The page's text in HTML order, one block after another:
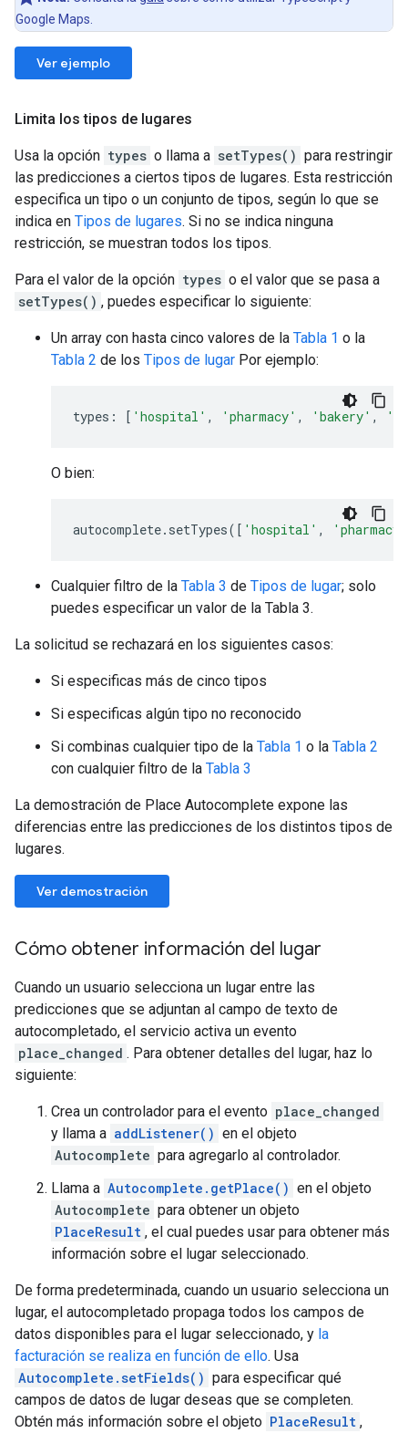
Google Maps.
Ver ejemplo
Limita los tipos de lugares
Usa la opción types o llama a setTypes() para restringir
las predicciones a ciertos tipos de lugares. Esta restricción
especifica un tipo o un conjunto de tipos, según lo que se
indica en Tipos de lugares. Si no se indica ninguna
restricción, se muestran todos los tipos.
Para el valor de la opción types o el valor que se pasa a
setTypes() , puedes especificar lo siguiente:
Un array con hasta cinco valores de la Tabla 1 o la
Tabla 2 de los Tipos de lugar Por ejemplo:
types : [ 'hospital' , 'pharmacy' , 'bakery' ,
O bien:
autocomplete. setTypes([ 'hospital' , 'pharmacy'
Cualquier filtro de la Tabla 3 de Tipos de lugar; solo
puedes especificar un valor de la Tabla 3.
La solicitud se rechazará en los siguientes casos:
Si especificas más de cinco tipos
Si especificas algún tipo no reconocido
Si combinas cualquier tipo de la Tabla 1 o la Tabla 2
con cualquier filtro de la Tabla 3
La demostración de Place Autocomplete expone las
diferencias entre las predicciones de los distintos tipos de
lugares.
Ver demostración
Cómo obtener información del lugar
Cuando un usuario selecciona un lugar entre las
predicciones que se adjuntan al campo de texto de
autocompletado, el servicio activa un evento
place_changed . Para obtener detalles del lugar, haz lo
siguiente:
Crea un controlador para el evento place_changed
y llama a addListener() en el objeto
Autocomplete para agregarlo al controlador.
Llama a Autocomplete.getPlace() en el objeto
Autocomplete para obtener un objeto
PlaceResult , el cual puedes usar para obtener más
información sobre el lugar seleccionado.
De forma predeterminada, cuando un usuario selecciona un
lugar, el autocompletado propaga todos los campos de
datos disponibles para el lugar seleccionado, y la
facturación se realiza en función de ello. Usa
Autocomplete.setFields() para especificar qué
campos de datos de lugar deseas que se completen.
Obtén más información sobre el objeto PlaceResult ,